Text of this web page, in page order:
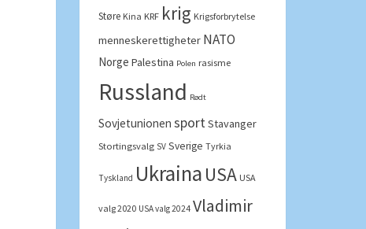
Støre Kina KRF krig Krigsforbrytelse
menneskerettigheter NATO
Norge Palestina Polen rasisme
Russland Rødt
Sovjetunionen sportStavanger
Stortingsvalg SV Sverige Tyrkia
Tyskland Ukraina USA USA
valg 2020 USA valg 2024 Vladimir